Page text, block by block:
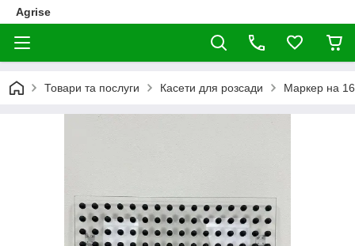
Agrise
Товари та послуги Касети для розсади Маркер на